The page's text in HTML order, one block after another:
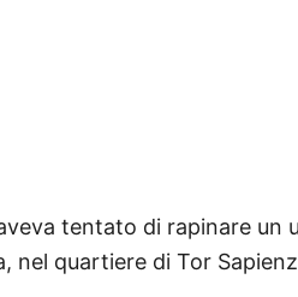
tentato di rapinare un
nel quartiere di Tor